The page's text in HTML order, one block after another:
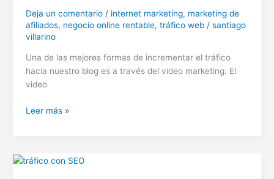
Deja un comentario / internet marketing, marketing de
afiliados, negocio online rentable, tráfico web/ santiago
villarino
Una de las mejores formas de incrementar el tráfico
hacia nuestro blog es a través del video marketing. El
video
Tráfico
video
Leer más »